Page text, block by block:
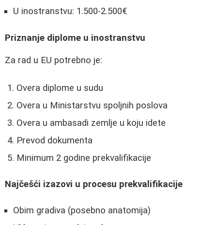
U inostranstvu: 1.500-2.500€
Priznanje diplome u inostranstvu
Za rad u EU potrebno je:
Overa diplome u sudu
Overa u Ministarstvu spoljnih poslova
Overa u ambasadi zemlje u koju idete
Prevod dokumenta
Minimum 2 godine prekvalifikacije
Najčešći izazovi u procesu prekvalifikacije
Obim gradiva (posebno anatomija)